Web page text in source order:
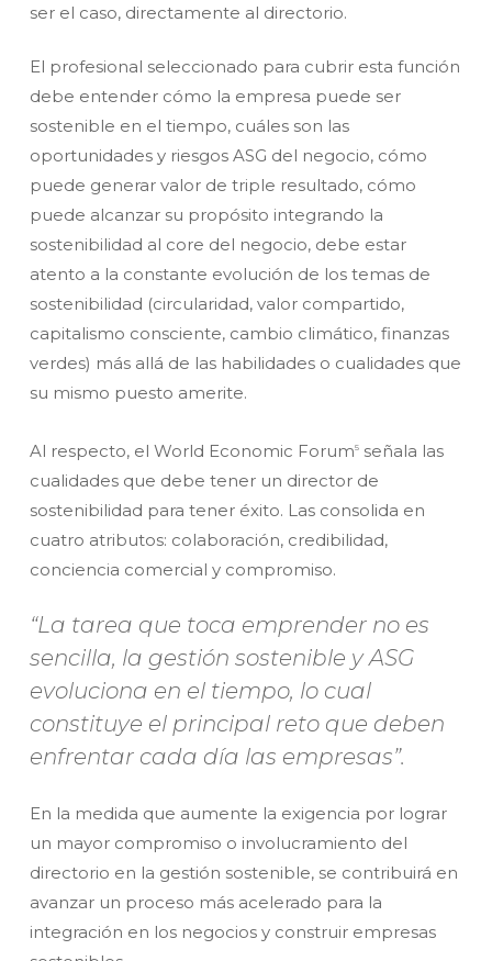
ser el caso, directamente al directorio.
El profesional seleccionado para cubrir esta función
debe entender cómo la empresa puede ser
sostenible en el tiempo, cuáles son las
oportunidades y riesgos ASG del negocio, cómo
puede generar valor de triple resultado, cómo
puede alcanzar su propósito integrando la
sostenibilidad al core del negocio, debe estar
atento a la constante evolución de los temas de
sostenibilidad (circularidad, valor compartido,
capitalismo consciente, cambio climático, finanzas
verdes) más allá de las habilidades o cualidades que
su mismo puesto amerite.
Al respecto, el World Economic Forum5señala las
cualidades que debe tener un director de
sostenibilidad para tener éxito. Las consolida en
cuatro atributos: colaboración, credibilidad,
conciencia comercial y compromiso.
“La tarea que toca emprender no es
sencilla, la gestión sostenible y ASG
evoluciona en el tiempo, lo cual
constituye el principal reto que deben
enfrentar cada día las empresas”.
En la medida que aumente la exigencia por lograr
un mayor compromiso o involucramiento del
directorio en la gestión sostenible, se contribuirá en
avanzar un proceso más acelerado para la
integración en los negocios y construir empresas